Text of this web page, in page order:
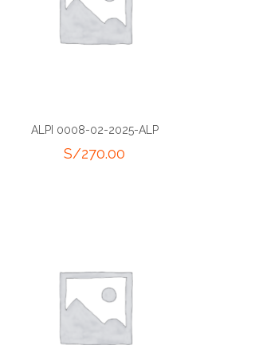
ALPI 0008-02-2025-ALP
S/270.00